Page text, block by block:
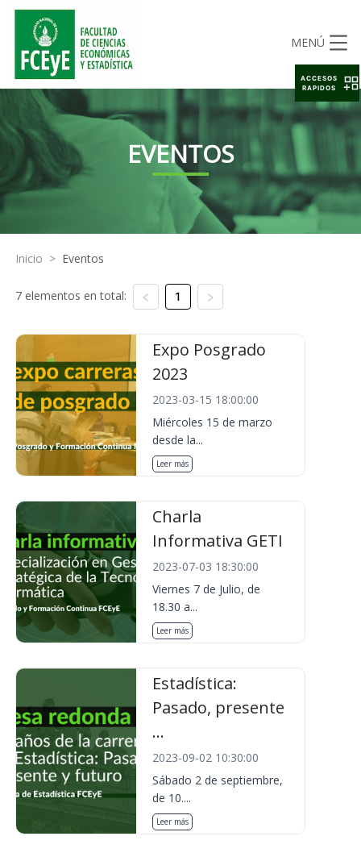
MENÚ
EVENTOS
Inicio > Eventos
7 elementos en total: 1
Expo Posgrado
2023
2023-03-15 18:00:00
Miércoles 15 de marzo
desde la...
Leer más
Charla
Informativa GETI
2023-07-03 18:30:00
Viernes 7 de Julio, de
18.30 a...
Leer más
Estadística:
Pasado, presente
...
2023-09-02 10:30:00
Sábado 2 de septiembre,
de 10....
Leer más
ACCESOS
RAPIDOS